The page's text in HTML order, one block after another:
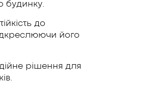
будинку.
до
його
рішення для